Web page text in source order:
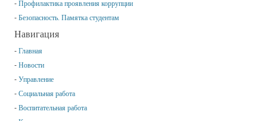
Профилактика проявления коррупции
Безопасность. Памятка студентам
Навигация
Главная
Новости
Управление
Социальная работа
Воспитательная работа